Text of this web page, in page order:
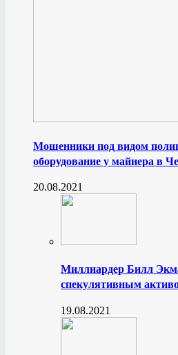
Мошенники под видом
оборудование у майнера в
20.08.2021
Миллиардер Билл
спекулятивным
19.08.2021